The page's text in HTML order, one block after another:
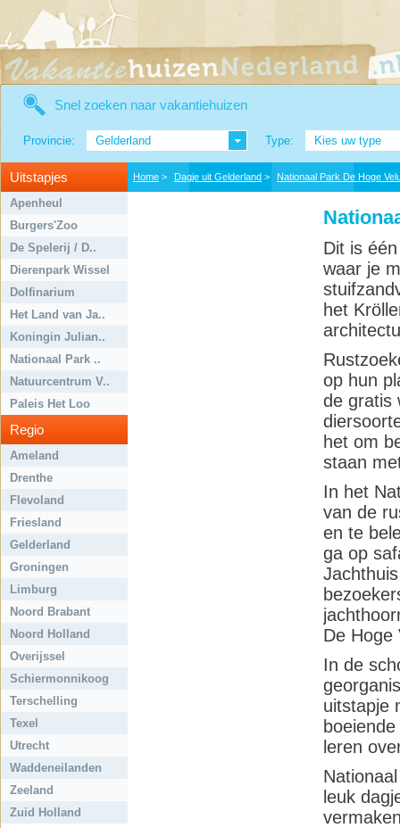
Snel zoeken naar vakantiehuizen
Provincie: Gelderland Type: Kies uw type
Uitstapjes
Apenheul
Burgers'Zoo
De Spelerij / D..
Dierenpark Wissel
Dolfinarium
Het Land van Ja..
Koningin Julian..
Nationaal Park ..
Natuurcentrum V..
Paleis Het Loo
Regio
Ameland
Drenthe
Flevoland
Friesland
Gelderland
Groningen
Limburg
Noord Brabant
Noord Holland
Overijssel
Schiermonnikoog
Terschelling
Texel
Utrecht
Waddeneilanden
Zeeland
Zuid Holland
Home > Dagje uit Gelderland > Nationaal Park De Hoge
Dit is
waar je
het
op hun
de gratis
het om
staan
In het
van de
en te
ga op
De Hoge
In de
uitstapje
leren
leuk